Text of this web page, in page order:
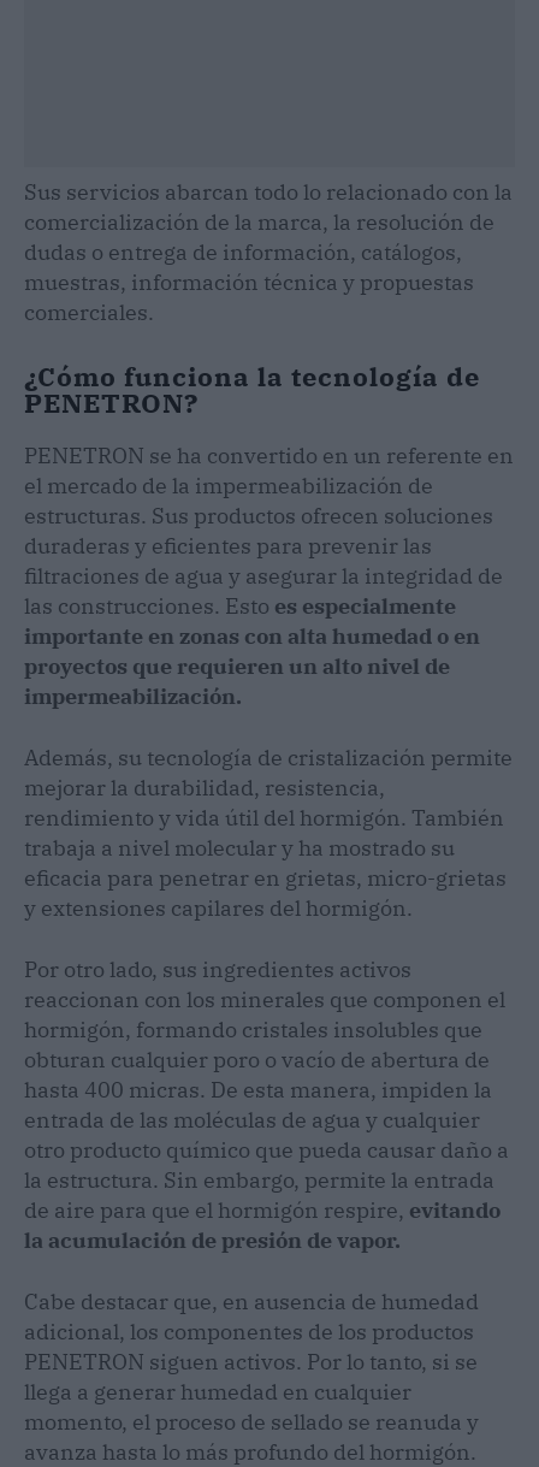
Sus servicios abarcan todo lo relacionado con la
comercialización de la marca, la resolución de
dudas o entrega de información, catálogos,
muestras, información técnica y propuestas
comerciales.
¿Cómo funciona la tecnología de
PENETRON?
PENETRON se ha convertido en un referente en
el mercado de la impermeabilización de
estructuras. Sus productos ofrecen soluciones
duraderas y eficientes para prevenir las
filtraciones de agua y asegurar la integridad de
las construcciones. Esto es especialmente
importante en zonas con alta humedad o en
proyectos que requieren un alto nivel de
impermeabilización.
Además, su tecnología de cristalización permite
mejorar la durabilidad, resistencia,
rendimiento y vida útil del hormigón. También
trabaja a nivel molecular y ha mostrado su
eficacia para penetrar en grietas, micro-grietas
y extensiones capilares del hormigón.
Por otro lado, sus ingredientes activos
reaccionan con los minerales que componen el
hormigón, formando cristales insolubles que
obturan cualquier poro o vacío de abertura de
hasta 400 micras. De esta manera, impiden la
entrada de las moléculas de agua y cualquier
otro producto químico que pueda causar daño a
la estructura. Sin embargo, permite la entrada
de aire para que el hormigón respire, evitando
la acumulación de presión de vapor.
Cabe destacar que, en ausencia de humedad
adicional, los componentes de los productos
PENETRON siguen activos. Por lo tanto, si se
llega a generar humedad en cualquier
momento, el proceso de sellado se reanuda y
avanza hasta lo más profundo del hormigón.